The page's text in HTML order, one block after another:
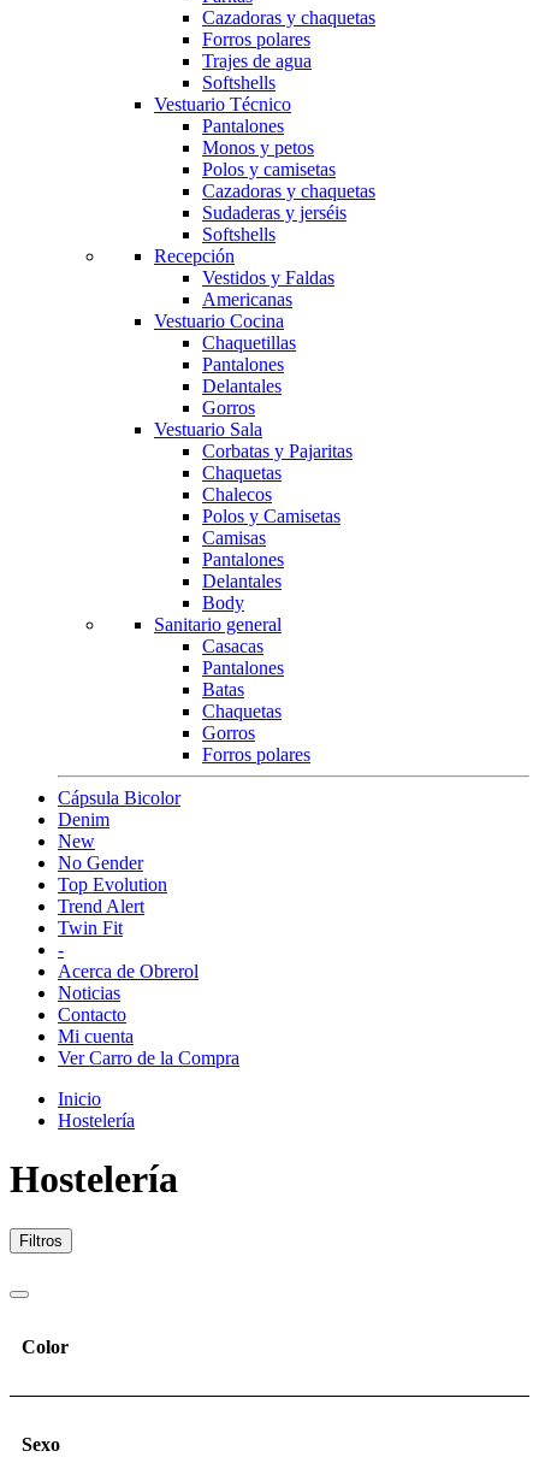
Cazadoras y chaquetas
Forros polares
Trajes de agua
Softshells
Vestuario Técnico
Pantalones
Monos y petos
Polos y camisetas
Cazadoras y chaquetas
Sudaderas y jerséis
Softshells
Recepción
Vestidos y Faldas
Americanas
Vestuario Cocina
Chaquetillas
Pantalones
Delantales
Gorros
Vestuario Sala
Corbatas y Pajaritas
Chaquetas
Chalecos
Polos y Camisetas
Camisas
Pantalones
Delantales
Body
Sanitario general
Casacas
Pantalones
Batas
Chaquetas
Gorros
Forros polares
Cápsula Bicolor
Denim
New
No Gender
Top Evolution
Trend Alert
Twin Fit
-
Acerca de Obrerol
Noticias
Contacto
Mi cuenta
Ver Carro de la Compra
Inicio
Hostelería
Hostelería
Filtros
Color
Sexo